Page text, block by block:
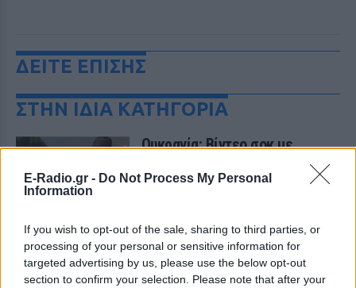
E-Radio.gr - Do Not Process My Personal
Information
If you wish to opt-out of the sale, sharing to third parties, or
processing of your personal or sensitive information for
targeted advertising by us, please use the below opt-out
section to confirm your selection. Please note that after your
ΔΕΙΤΕ ΕΠΙΣΗΣ
ΣΤΗΝ ΙΔΙΑ ΚΑΤΗΓΟΡΙΑ
Ουκρανία: Βίντεο σοκ με
19χρονο να οδηγείται με τη βία
για επιστράτευση ‑ Τι είναι το
Βίντεο που φέρεται να δείχνει βίαιη
μεταφορά άνδρα για στρατιωτική
επιστράτευση στην Ουκρανία
επαναφέρει τη συζήτηση για το λεγόμενο
«busification».